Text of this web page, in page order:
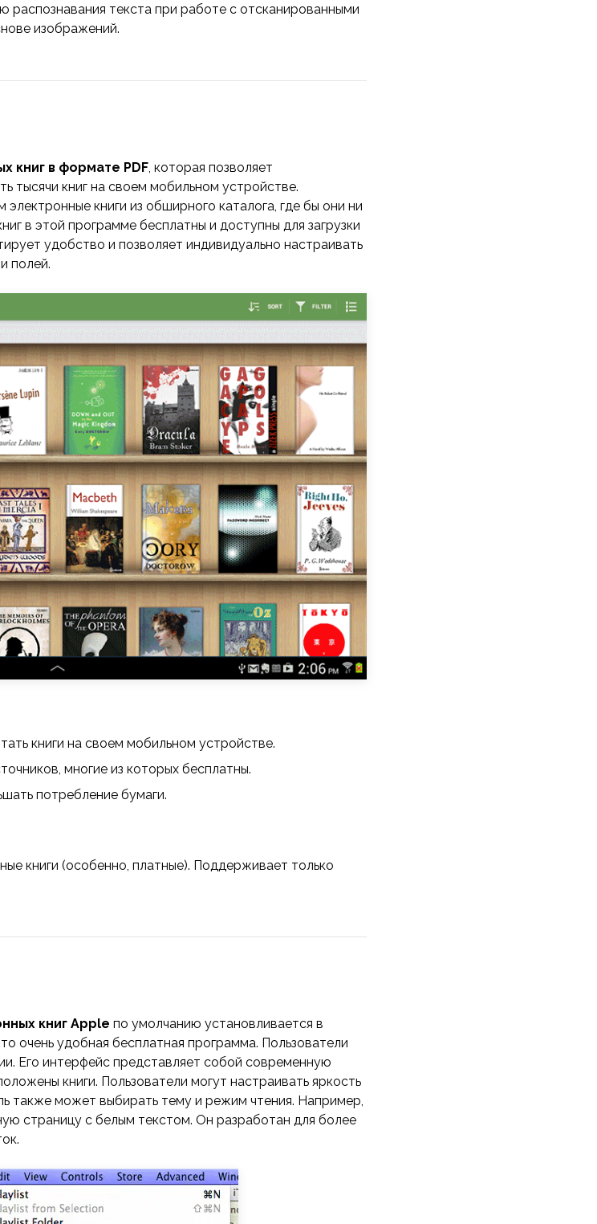
распознавания текста при работе с отсканированными
изображений.
книг в формате PDF, которая позволяет
тысячи книг на своем мобильном устройстве.
книги из обширного каталога, где бы они ни
в этой программе бесплатны и доступны для загрузки
удобство и позволяет индивидуально настраивать
полей.
книги на своем мобильном устройстве.
многие из которых бесплатны.
потребление бумаги.
книги (особенно, платные). Поддерживает только
книг Apple по умолчанию установливается в
очень удобная бесплатная программа. Пользователи
Его интерфейс представляет собой современную
книги. Пользователи могут настраивать яркость
также может выбирать тему и режим чтения. Например,
страницу с белым текстом. Он разработан для более